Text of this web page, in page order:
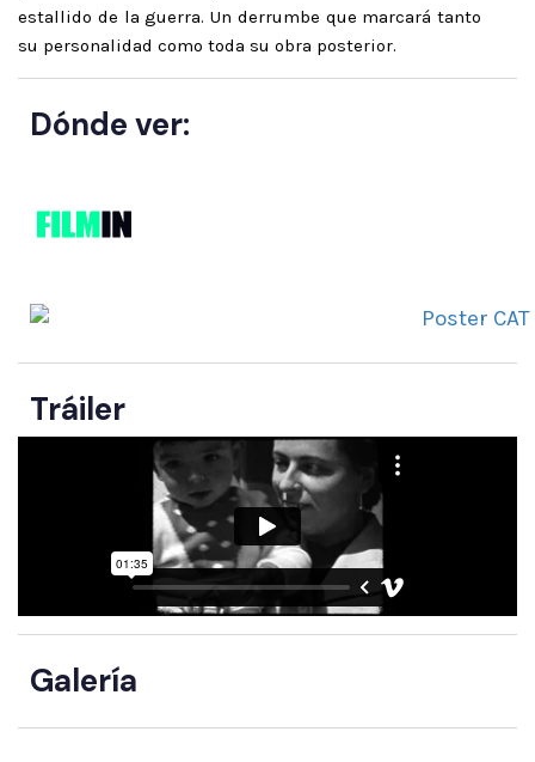
estallido de la guerra. Un derrumbe que marcará tanto
su personalidad como toda su obra posterior.
Dónde ver:
Tráiler
Galería